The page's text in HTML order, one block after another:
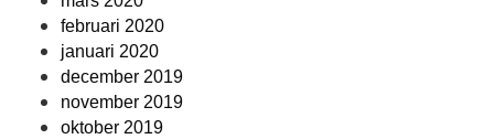
februari 2020
januari 2020
december 2019
november 2019
oktober 2019